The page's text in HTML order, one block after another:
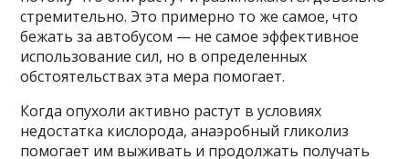
стремительно. Это примерно то же самое, что
бежать за автобусом — не самое эффективное
использование сил, но в определенных
обстоятельствах эта мера помогает.
Когда опухоли активно растут в условиях
недостатка кислорода, анаэробный гликолиз
помогает им выживать и продолжать получать